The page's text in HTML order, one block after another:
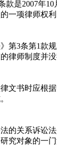
款是2007年10
一项律师权利
第3条第1款
律师制度并没
文书时应根
的关系诉讼法
究对象的一门